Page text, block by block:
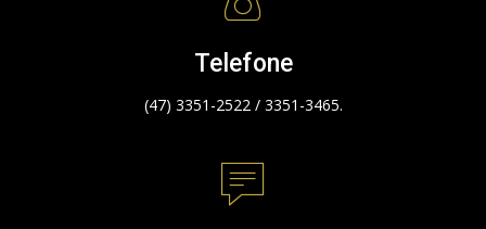
Telefone
(47) 3351-2522 / 3351-3465.